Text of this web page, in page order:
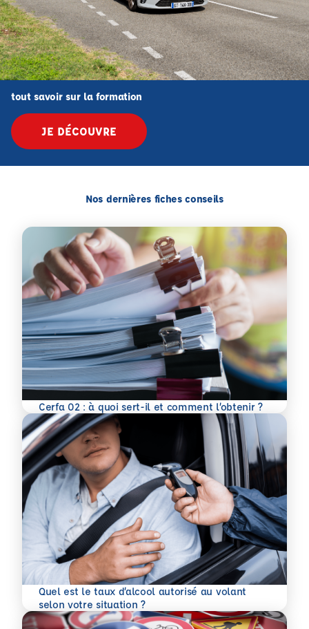
tout savoir sur la formation
JE DÉCOUVRE
Nos dernières fiches conseils
Cerfa 02 : à quoi sert-il et comment l’obtenir ?
En savoir plus
Quel est le taux d’alcool autorisé au volant
selon votre situation ?
En savoir plus